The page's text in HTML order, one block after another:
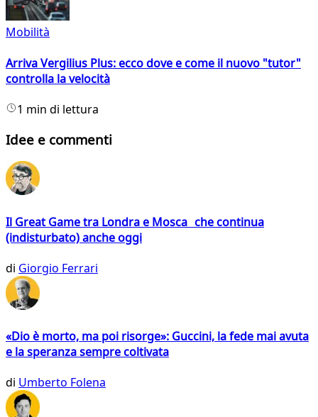
Mobilità
Arriva Vergilius Plus: ecco dove e come il nuovo "tutor"
controlla la velocità
1 min di lettura
Idee e commenti
Il Great Game tra Londra e Mosca che continua
(indisturbato) anche oggi
di Giorgio Ferrari
«Dio è morto, ma poi risorge»: Guccini, la fede mai avuta
e la speranza sempre coltivata
di Umberto Folena